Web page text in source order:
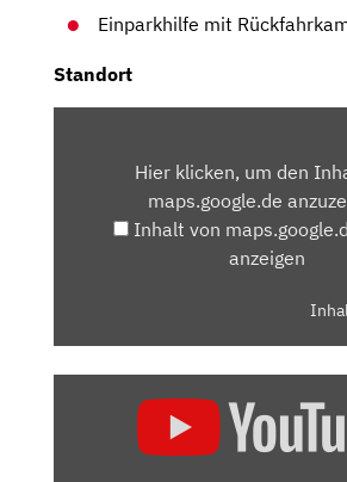
Einparkhilfe mit
Standort
MAPS.GOOGLE.DEHier klicken, um den
maps.google.de
Inhalt von
anzeigen